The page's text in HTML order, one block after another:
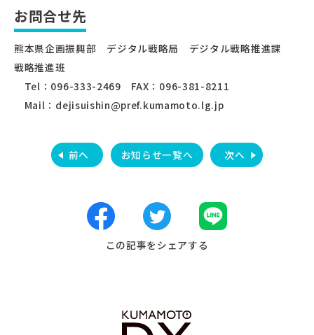
お問合せ先
熊本県企画振興部 デジタル戦略局 デジタル戦略推進課
戦略推進班
Tel：096-333-2469 FAX：096-381-8211
Mail：dejisuishin@pref.kumamoto.lg.jp
前へ お知らせ一覧へ 次へ
この記事をシェアする